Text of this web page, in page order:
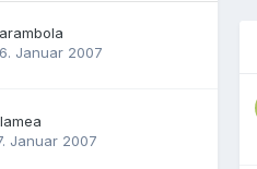
Januar 2007
Januar 2007